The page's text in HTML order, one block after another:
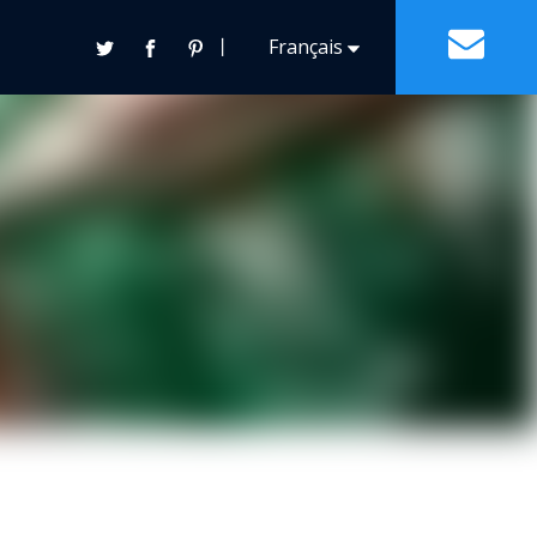
丨 Français